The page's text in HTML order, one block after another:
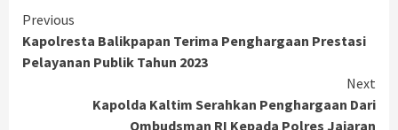
Continue
Reading
Previous
Kapolresta Balikpapan Terima Penghargaan Prestasi
Pelayanan Publik Tahun 2023
Next
Kapolda Kaltim Serahkan Penghargaan Dari
Ombudsman RI Kepada Polres Jajaran